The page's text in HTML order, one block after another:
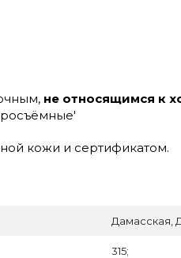
не относящимся к
кожи и сертификатом.
Дамасская,
315;